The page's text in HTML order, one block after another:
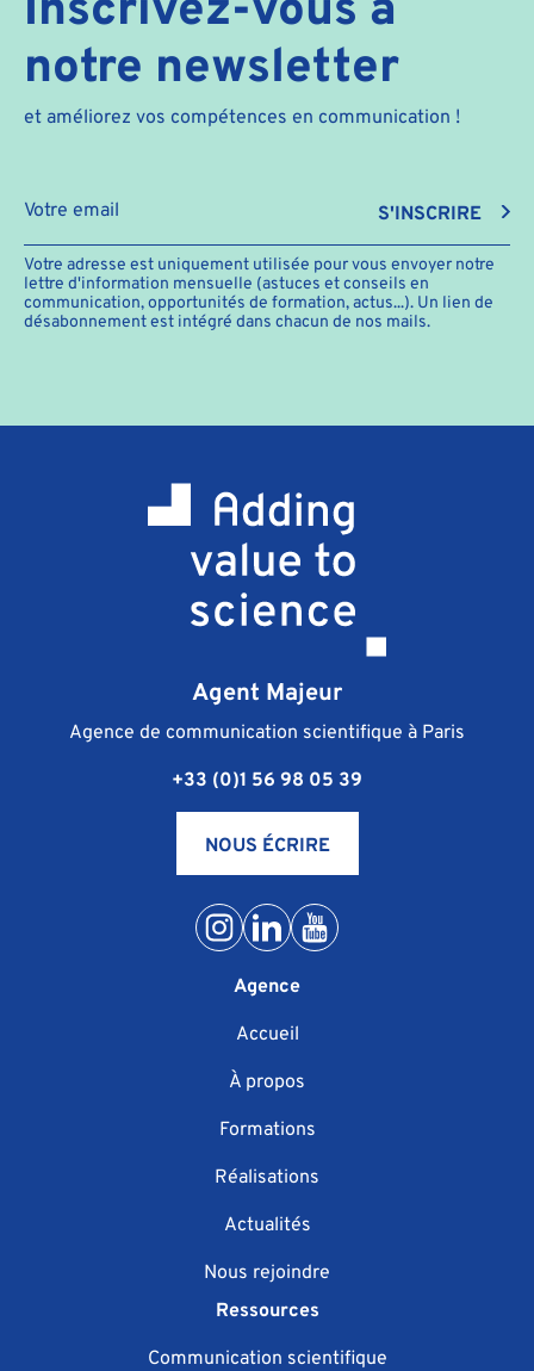
notre newsletter
et améliorez vos compétences en communication !
S'INSCRIRE
Votre adresse est uniquement utilisée pour vous envoyer notre
lettre d'information mensuelle (astuces et conseils en
communication, opportunités de formation, actus...). Un lien de
désabonnement est intégré dans chacun de nos mails.
Agent Majeur
Agence de communication scientifique à Paris
+33 (0)1 56 98 05 39
NOUS ÉCRIRE
Agence
Accueil
À propos
Formations
Réalisations
Actualités
Nous rejoindre
Ressources
Communication scientifique